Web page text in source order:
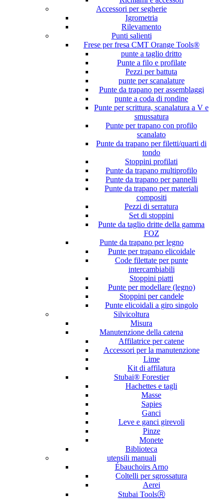
Accessori per segherie
Igrometria
Rilevamento
Punti salienti
Frese per fresa CMT Orange Tools®
punte a taglio dritto
Punte a filo e profilate
Pezzi per battuta
punte per scanalature
Punte da trapano per assemblaggi
punte a coda di rondine
Punte per scrittura, scanalatura a V e
smussatura
Punte per trapano con profilo
scanalato
Punte da trapano per filetti/quarti di
tondo
Stoppini profilati
Punte da trapano multiprofilo
Punte da trapano per pannelli
Punte da trapano per materiali
compositi
Pezzi di serratura
Set di stoppini
Punte da taglio dritte della gamma
FOZ
Punte da trapano per legno
Punte per trapano elicoidale
Code filettate per punte
intercambiabili
Stoppini piatti
Punte per modellare (legno)
Stoppini per candele
Punte elicoidali a giro singolo
Silvicoltura
Misura
Manutenzione della catena
Affilatrice per catene
Accessori per la manutenzione
Lime
Kit di affilatura
Stubai® Forestier
Hachettes e tagli
Masse
Sapies
Ganci
Leve e ganci girevoli
Pinze
Monete
Biblioteca
utensili manuali
Ébauchoirs Arno
Coltelli per sgrossatura
Aerei
Stubai ToolsⓇ